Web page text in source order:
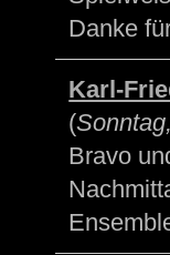
Danke
Karl-
(
Bravo